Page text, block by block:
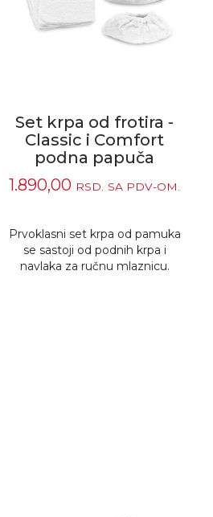
Set krpa od frotira -
Classic i Comfort
podna papuča
1.890,00 RSD. SA PDV-OM.
Prvoklasni set krpa od pamuka
se sastoji od podnih krpa i
navlaka za ručnu mlaznicu.